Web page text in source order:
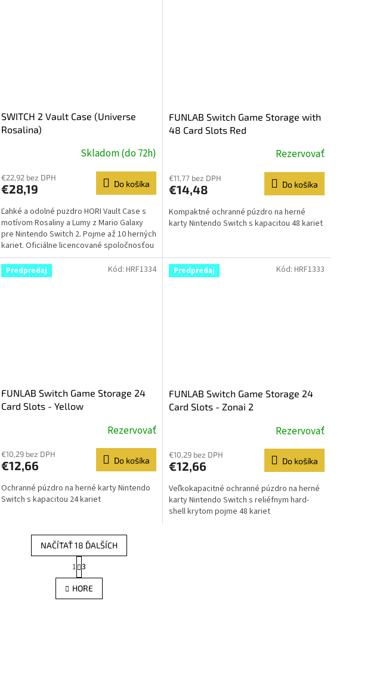
SWITCH 2 Vault Case (Universe
Rosalina)
Skladom (do 72h)
€22,92 bez DPH
€28,19 Do košíka
Ľahké a odolné puzdro HORI Vault Case s
motívom Rosaliny a Lumy z Mario Galaxy
pre Nintendo Switch 2. Pojme až 10 herných
kariet. Oficiálne licencované spoločnosťou
Nintendo®.
FUNLAB Switch Game Storage with
48 Card Slots Red
Rezervovať
€11,77 bez DPH
€14,48 Do košíka
Kompaktné ochranné púzdro na herné
karty Nintendo Switch s kapacitou 48 kariet
Predpredaj
FUNLAB Switch Game Storage 24
Card Slots - Yellow
Rezervovať
€10,29 bez DPH
€12,66 Do košíka
Ochranné púzdro na herné karty Nintendo
Switch s kapacitou 24 kariet
Kód: HRF1334 Predpredaj
FUNLAB Switch Game Storage 24
Card Slots - Zonai 2
Rezervovať
€10,29 bez DPH
€12,66 Do košíka
Veľkokapacitné ochranné púzdro na herné
karty Nintendo Switch s reliéfnym hard-
shell krytom pojme 48 kariet
Kód: HRF1333
O
v
l
NAČÍTAŤ 18 ĎALŠÍCH
S
t
r
á
n
1 3
HORE